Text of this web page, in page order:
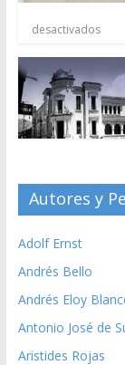
desactivados
Autores y
Adolf Ernst
Andrés Bello
Andrés Eloy
Antonio José de
Aristides Rojas